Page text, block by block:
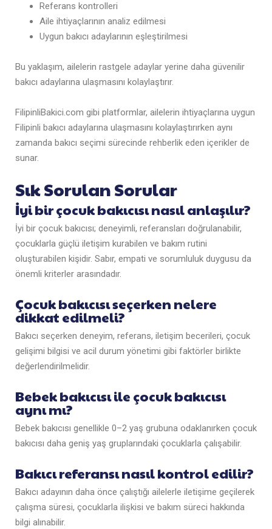
Referans kontrolleri
Aile ihtiyaçlarının analiz edilmesi
Uygun bakıcı adaylarının eşleştirilmesi
Bu yaklaşım, ailelerin rastgele adaylar yerine daha güvenilir
bakıcı adaylarına ulaşmasını kolaylaştırır.
FilipinliBakici.com gibi platformlar, ailelerin ihtiyaçlarına uygun
Filipinli bakıcı adaylarına ulaşmasını kolaylaştırırken aynı
zamanda bakıcı seçimi sürecinde rehberlik eden içerikler de
sunar.
Sık Sorulan Sorular
İyi bir çocuk bakıcısı nasıl anlaşılır?
İyi bir çocuk bakıcısı; deneyimli, referansları doğrulanabilir,
çocuklarla güçlü iletişim kurabilen ve bakım rutini
oluşturabilen kişidir. Sabır, empati ve sorumluluk duygusu da
önemli kriterler arasındadır.
Çocuk bakıcısı seçerken nelere
dikkat edilmeli?
Bakıcı seçerken deneyim, referans, iletişim becerileri, çocuk
gelişimi bilgisi ve acil durum yönetimi gibi faktörler birlikte
değerlendirilmelidir.
Bebek bakıcısı ile çocuk bakıcısı
aynı mı?
Bebek bakıcısı genellikle 0–2 yaş grubuna odaklanırken çocuk
bakıcısı daha geniş yaş gruplarındaki çocuklarla çalışabilir.
Bakıcı referansı nasıl kontrol edilir?
Bakıcı adayının daha önce çalıştığı ailelerle iletişime geçilerek
çalışma süresi, çocuklarla ilişkisi ve bakım süreci hakkında
bilgi alınabilir.